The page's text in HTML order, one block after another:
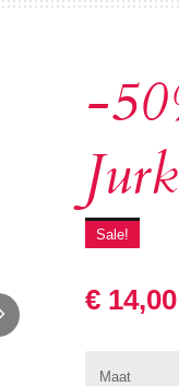
-
Jurk
Sale!
€ 14,00
Maat